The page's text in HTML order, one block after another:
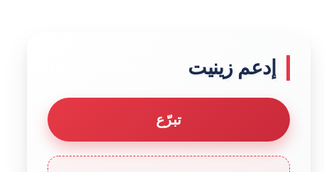
إدعم زينيت
تبرّع